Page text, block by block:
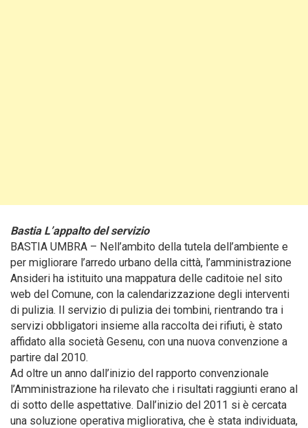
Bastia L’appalto del servizio
BASTIA UMBRA – Nell’ambito della tutela dell’ambiente e
per migliorare l’arredo urbano della città, l’amministrazione
Ansideri ha istituito una mappatura delle caditoie nel sito
web del Comune, con la calendarizzazione degli interventi
di pulizia. Il servizio di pulizia dei tombini, rientrando tra i
servizi obbligatori insieme alla raccolta dei rifiuti, è stato
affidato alla società Gesenu, con una nuova convenzione a
partire dal 2010.
Ad oltre un anno dall’inizio del rapporto convenzionale
l’Amministrazione ha rilevato che i risultati raggiunti erano al
di sotto delle aspettative. Dall’inizio del 2011 si è cercata
una soluzione operativa migliorativa, che è stata individuata,